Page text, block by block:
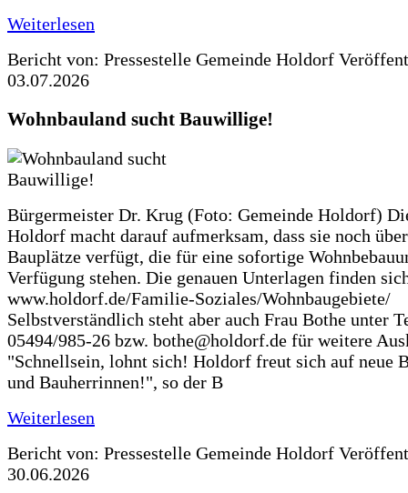
Weiterlesen
Bericht von: Pressestelle Gemeinde Holdorf
03.07.2026
Wohnbauland sucht Bauwillige!
Bürgermeister Dr. Krug (Foto: Gemeinde Holdorf)
Holdorf macht darauf aufmerksam, dass sie noch
Bauplätze verfügt, die für eine sofortige
Verfügung stehen. Die genauen Unterlagen finden
www.holdorf.de/Familie-Soziales/Wohnbaugebiete/
Selbstverständlich steht aber auch Frau Bothe unter
05494/985-26 bzw. bothe@holdorf.de für weitere
"Schnellsein, lohnt sich! Holdorf freut sich auf neue
und Bauherrinnen!", so der B
Weiterlesen
Bericht von: Pressestelle Gemeinde Holdorf
30.06.2026